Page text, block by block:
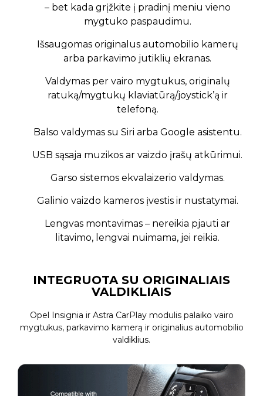
– bet kada grįžkite į pradinį meniu vieno
mygtuko paspaudimu.
Išsaugomas originalus automobilio kamerų
arba parkavimo jutiklių ekranas.
Valdymas per vairo mygtukus, originalų
ratuką/mygtukų klaviatūrą/joystick’ą ir
telefoną.
Balso valdymas su Siri arba Google asistentu.
USB sąsaja muzikos ar vaizdo įrašų atkūrimui.
Garso sistemos ekvalaizerio valdymas.
Galinio vaizdo kameros įvestis ir nustatymai.
Lengvas montavimas – nereikia pjauti ar
litavimo, lengvai nuimama, jei reikia.
INTEGRUOTA SU ORIGINALIAIS
VALDIKLIAIS
Opel Insignia ir Astra CarPlay modulis palaiko vairo
mygtukus, parkavimo kamerą ir originalius automobilio
valdiklius.